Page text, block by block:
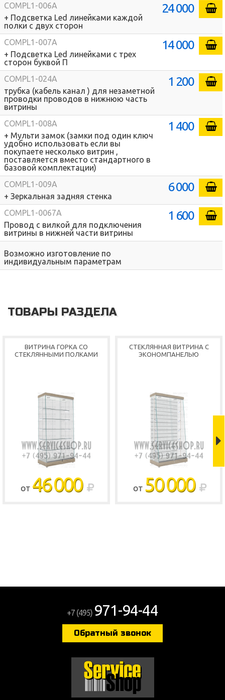
Shop
COMPL1-006A
+ Подсветка Led линейками каждой
полки с двух сторон
24 000
COMPL1-007A
+ Подсветка Led линейками с трех
сторон буквой П
14 000
COMPL1-024A
трубка (кабель канал ) для незаметной
проводки проводов в нижнюю часть
витрины
1 200
COMPL1-008A
+ Мульти замок (замки под один ключ
удобно использовать если вы
покупаете несколько витрин ,
поставляется вместо стандартного в
базовой комплектации)
1 400
COMPL1-009A
+ Зеркальная задняя стенка
6 000
COMPL1-0067A
Провод с вилкой для подключения
витрины в нижней части витрины
1 600
Возможно изготовление по
индивидуальным параметрам
ТОВАРЫ РАЗДЕЛА
ВИТРИНА ГОРКА СО
СТЕКЛЯННЫМИ ПОЛКАМИ
ОТ 46 000
СТЕКЛЯННАЯ ВИТРИНА С
ЭКОНОМПАНЕЛЬЮ
ОТ 50 000
+7 (495) 971-94-44
Обратный звонок